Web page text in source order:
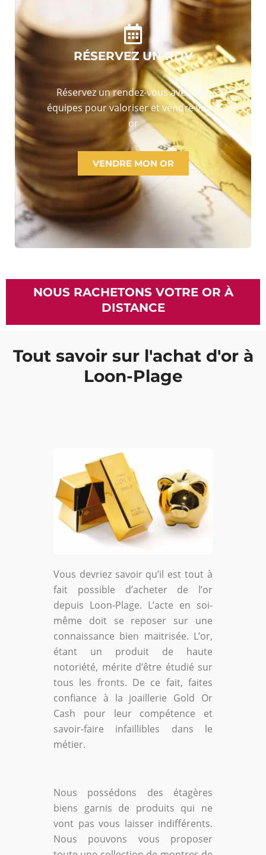
RÉSERVEZ UN RDV
Réservez un rendez-vous avec nos
équipes pour valoriser et vendre votre
or
VENDRE MON OR
NOUS RACHETONS VOTRE OR À
DISTANCE
Tout savoir sur l'achat d'or à
Loon-Plage
Vous devriez savoir qu’il est tout à
fait possible d’acheter de l’or
depuis Loon-Plage. L’acte en soi-
même doit se reposer sur une
connaissance bien maitrisée. L’or,
étant un produit de haute
notoriété, mérite d’être étudié sur
tous les fronts. De ce fait, faites
confiance à la joaillerie Gold Or
Cash pour leur compétence et
savoir-faire infaillibles dans le
métier.
Nous possédons des étagères
biens garnis de produits qui ne
vont pas vous laisser indifférents.
Nous pouvons vous proposer